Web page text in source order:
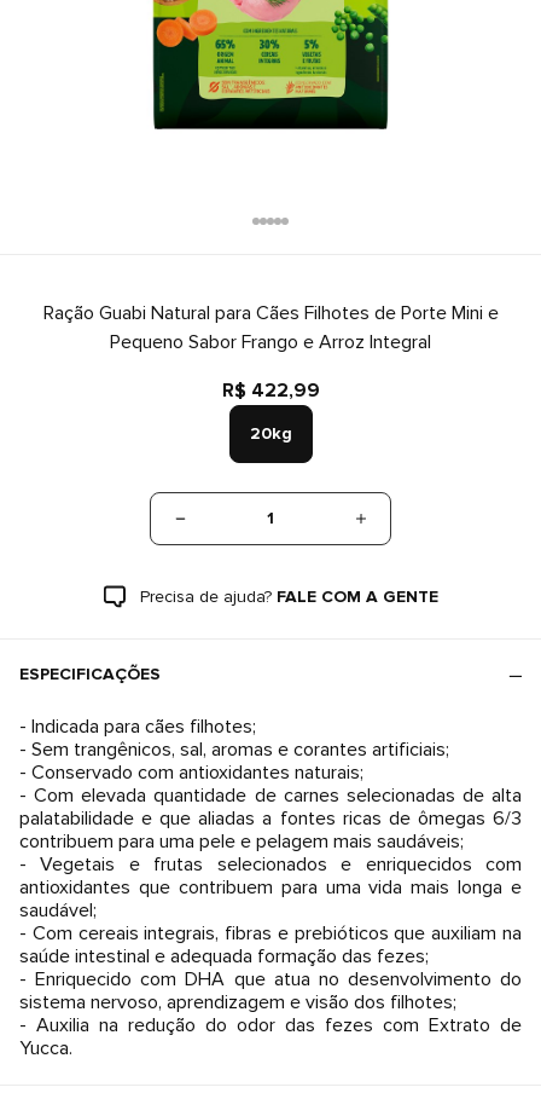
Ração Guabi Natural para Cães Filhotes de Porte Mini e
Pequeno Sabor Frango e Arroz Integral
R$ 422,99
20kg
1
Precisa de ajuda? FALE COM A GENTE
ESPECIFICAÇÕES
- Indicada para cães filhotes;
- Sem trangênicos, sal, aromas e corantes artificiais;
- Conservado com antioxidantes naturais;
- Com elevada quantidade de carnes selecionadas de alta
palatabilidade e que aliadas a fontes ricas de ômegas 6/3
contribuem para uma pele e pelagem mais saudáveis;
- Vegetais e frutas selecionados e enriquecidos com
antioxidantes que contribuem para uma vida mais longa e
saudável;
- Com cereais integrais, fibras e prebióticos que auxiliam na
saúde intestinal e adequada formação das fezes;
- Enriquecido com DHA que atua no desenvolvimento do
sistema nervoso, aprendizagem e visão dos filhotes;
- Auxilia na redução do odor das fezes com Extrato de
Yucca.